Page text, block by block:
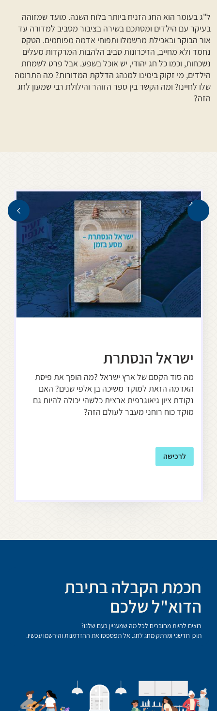
ל"ג בעומר הוא החג הזניח ביותר בלוח השנה. מועד שמזוהה
בעיקר עם הילדים ומסתכם בשירה בציבור מסביב למדורה עד
אור הבוקר ובאכילת מרשמלו ותפוחי אדמה מפוחמים. הטקס
נחמד ולא מחייב, הזיכרונות סביב הלהבות המרקדות מעלים
נשכחות, וכמו כל חג יהודי, יש אוכל בשפע. אבל פרט לשמחת
הילדים, מי זקוק בימינו למנהג הדלקת המדורות? מה התרומה
שלו לחיינו? ומה הקשר בין ספר הזוהר והילולת רבי שמעון לחג
הזה?
ישראל הנסתרת
מה סוד הקסם של ארץ ישראל ?מה הופך את פיסת
האדמה הזאת למוקד משיכה בן אלפי שנים? האם
נקודת ציון גיאוגרפית ארצית כלשהי יכולה להיות גם
מוקד כוח רוחני מעבר לעולם הזה?
לרכישה
חכמת הקבלה בתיבת
הדוא"ל שלכם
רוצים להיות מחוברים לכל מה שמעניין בעם שלנו?
תוכן חדשני ומרתק מחג לחג. אל תפספסו את ההזדמנות והירשמו עכשיו.